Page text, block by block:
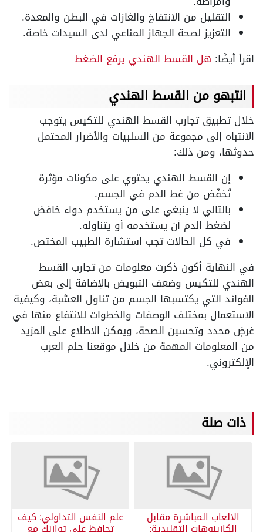
التقليل من الانتفاخ والغازات في البطن والمعدة.
التعزيز لصحة الجهاز المناعي لدى السيدات خاصة.
اقرأ أيضًا: هل القسط الهندي يرفع الضغط
انتبهو من القسط الهندي
خلال تطبيق تجارب القسط الهندي للتكيس يتوجب
الانتباه إلى مجموعة من السلبيات والأضرار المحتمل
حدوثها، ومن ذلك:
إن القسط الهندي يحتوي على مكونات مؤثرة
تُخفّض من غط الدم في الجسم.
بالتالي لا ينبغي على من يستخدم دواء خافض
لضغط الدم أن يستخدمه أو يتناوله.
في كل الحالات تجب استشارة الطبيب المختص.
في النهاية أكون ذكرت معلومات من تجارب القسط
الهندي للتكيس وضعف التبويض بالإضافة إلى بعض
الفوائد التي يكتسبها الجسم من تناول العشبة، وكيفية
الاستعمال بمختلف الوصفات والخطوات للانتفاع منها في
غرضٍ محدد وتحسين الصحة، ويمكن الاطلاع على المزيد
من المعلومات المهمة من خلال موقعنا حلم العرب
الإلكتروني.
ذات صلة
الالعاب المباشرة مقابل علم النفس التداولي: كيف